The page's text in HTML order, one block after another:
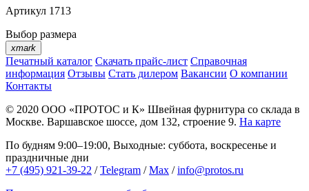
Артикул 1713
Выбор размера
xmark
Печатный каталог Скачать прайс-лист Справочная
информация Отзывы Стать дилером Вакансии О компании
Контакты
© 2020 ООО «ПРОТОС и К» Швейная фурнитура со склада в
Москве. Варшавское шоссе, дом 132, строение 9. На карте
По будням 9:00–19:00, Выходные: суббота, воскресенье и
праздничные дни
+7 (495) 921-39-22 /Telegram /Max /info@protos.ru